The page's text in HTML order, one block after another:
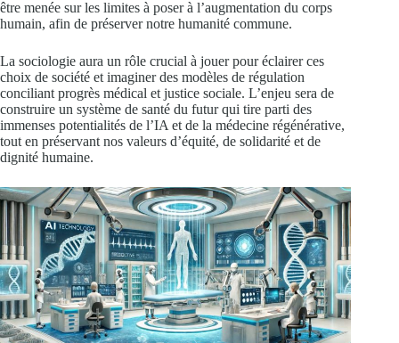
être menée sur les limites à poser à l’augmentation du corps
humain, afin de préserver notre humanité commune.
La sociologie aura un rôle crucial à jouer pour éclairer ces
choix de société et imaginer des modèles de régulation
conciliant progrès médical et justice sociale. L’enjeu sera de
construire un système de santé du futur qui tire parti des
immenses potentialités de l’IA et de la médecine régénérative,
tout en préservant nos valeurs d’équité, de solidarité et de
dignité humaine.